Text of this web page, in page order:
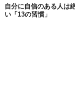
たとえば、カルト的
レントに強烈な憧
な潜在的な欲求や
私たちは「答え」
ないものにぶち当
分の選択は間違っ
の不安がなくなる
だ。その「完全」
自分に自信のある人は
い「13の習慣」